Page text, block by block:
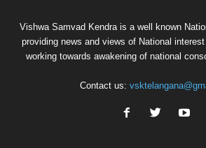
Vishwa Samvad Kendra is a well known
providing news and views of National
working towards awakening of national
Contact us: